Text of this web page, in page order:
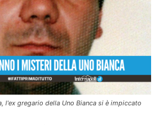
l'ex gregario della Uno Bianca si è impiccato